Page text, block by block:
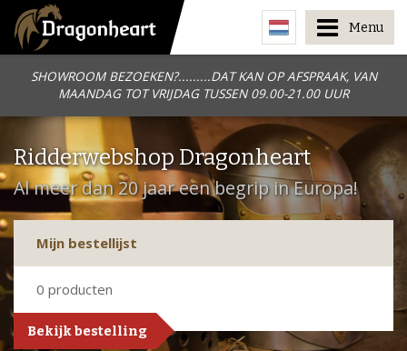
SHOWROOM BEZOEKEN?.........DAT KAN OP AFSPRAAK, VAN
MAANDAG TOT VRIJDAG TUSSEN 09.00-21.00 UUR
Menu
Ridderwebshop Dragonheart
Al meer dan 20 jaar een begrip in Europa!
Mijn bestellijst
0 producten
Bekijk bestelling